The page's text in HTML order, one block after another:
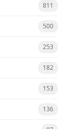
811
500
253
182
153
136